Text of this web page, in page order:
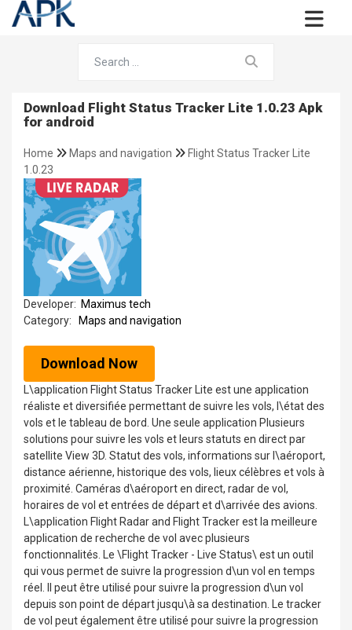
Download Flight Status Tracker Lite 1.0.23 Apk
for android
Home Maps and navigation
Flight Status Tracker Lite
1.0.23
Developer: Maximus tech
Category:
Maps and navigation
Download Now
L\application Flight Status Tracker Lite est une application
réaliste et diversifiée permettant de suivre les vols, l\état des
vols et le tableau de bord. Une seule application Plusieurs
solutions pour suivre les vols et leurs statuts en direct par
satellite View 3D. Statut des vols, informations sur l\aéroport,
distance aérienne, historique des vols, lieux célèbres et vols à
proximité. Caméras d\aéroport en direct, radar de vol,
horaires de vol et entrées de départ et d\arrivée des avions.
L\application Flight Radar and Flight Tracker est la meilleure
application de recherche de vol avec plusieurs
fonctionnalités. Le \Flight Tracker - Live Status\ est un outil
qui vous permet de suivre la progression d\un vol en temps
réel. Il peut être utilisé pour suivre la progression d\un vol
depuis son point de départ jusqu\à sa destination. Le tracker
de vol peut également être utilisé pour suivre la progression